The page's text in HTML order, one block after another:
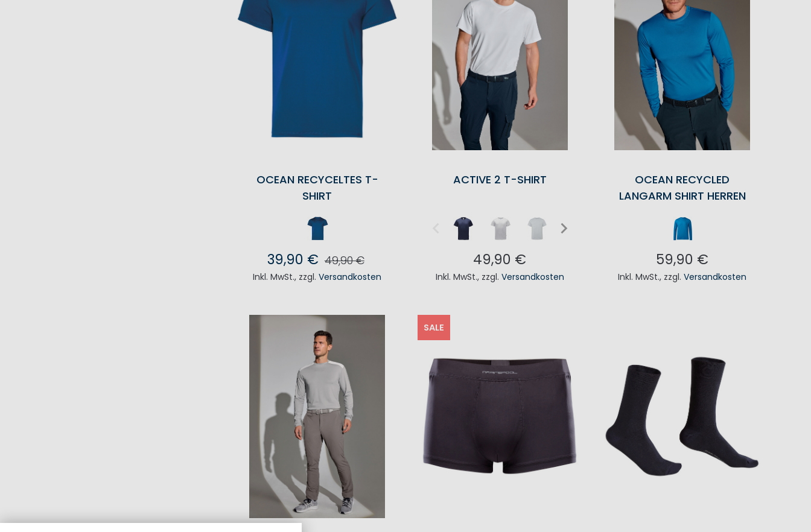
OCEAN RECYCELTES T-
SHIRT
39,90 € 49,90 €
Inkl. MwSt., zzgl.Versandkosten
ACTIVE 2 T-SHIRT
49,90 €
Inkl. MwSt., zzgl. Versandkosten
OCEAN RECYCLED
LANGARM SHIRT HERREN
59,90 €
Inkl. MwSt., zzgl.Versandkosten
SALE